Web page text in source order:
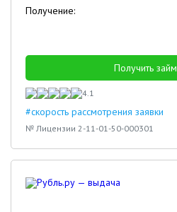
Получение:
Получить займ
4.1
#скорость рассмотрения заявки
№ Лицензии 2-11-01-50-000301